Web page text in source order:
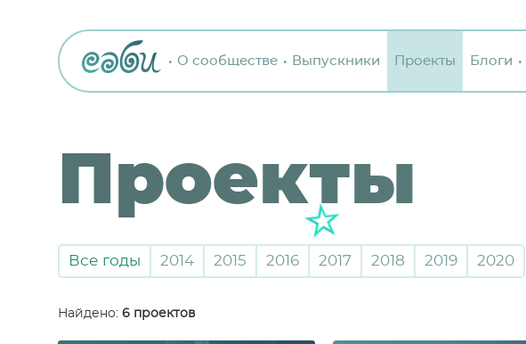
О сообществе Выпускники Проекты Блоги
Проекты
Все годы 2014 2015 2016 2017 2018 2019 2020
Найдено: 6 проектов